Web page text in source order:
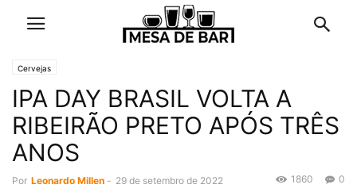
Cervejas
IPA DAY BRASIL VOLTA A
RIBEIRÃO PRETO APÓS TRÊS
ANOS
Por Leonardo Millen - 29 de setembro de 2022 0
1860